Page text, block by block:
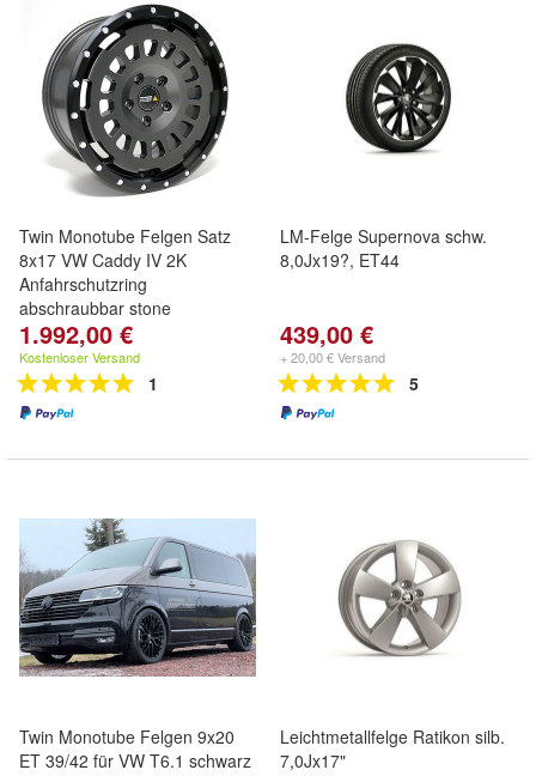
Twin Monotube Felgen Satz
8x17 VW Caddy IV 2K
Anfahrschutzring
abschraubbar stone
1.992,00 €
Kostenloser Versand
1
LM-Felge Supernova schw.
8,0Jx19?, ET44
439,00 €
+ 20,00 € Versand
5
Twin Monotube Felgen 9x20
ET 39/42 für VW T6.1 schwarz
Leichtmetallfelge Ratikon silb.
7,0Jx17"